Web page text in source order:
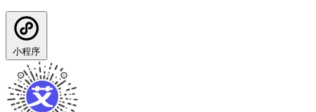
小程序